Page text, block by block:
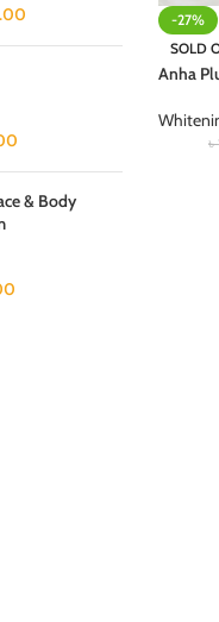
& Body
-27%
SOLD
Anha
৳